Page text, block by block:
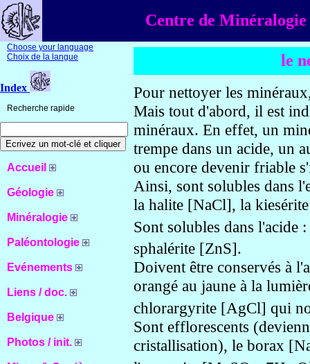
Centre de Minéralogie
Choose your language
Choix de la langue
Index
Recherche rapide
Accueil
Géologie
Minéralogie
Paléontologie
Evénements
Liens / doc.
Belgique
Photos / init.
le
Pour nettoyer les
Mais tout d'abord, il est
minéraux. En effet, un
trempe dans un acide, un
ou encore devenir friable
Ainsi, sont solubles dans
la halite [NaCl], la
Sont solubles dans l'acide
sphalérite [ZnS].
Doivent être conservés à
orangé au jaune à la
chlorargyrite [AgCl] qui
Sont efflorescents
cristallisation), le borax